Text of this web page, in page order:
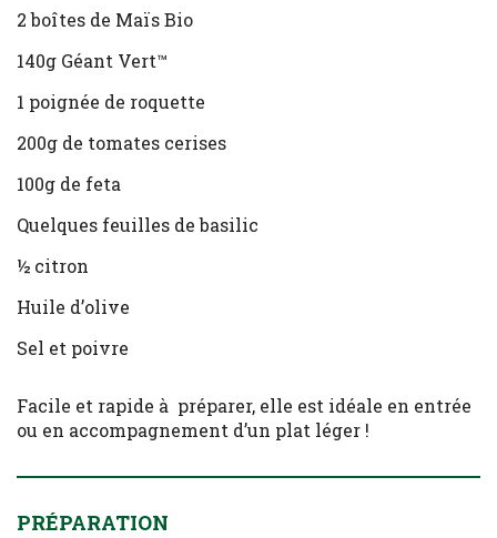
2 boîtes de Maïs Bio
140g Géant Vert™
1 poignée de roquette
200g de tomates cerises
100g de feta
Quelques feuilles de basilic
½ citron
Huile d’olive
Sel et poivre
Facile et rapide à préparer, elle est idéale en entrée
ou en accompagnement d’un plat léger !
PRÉPARATION